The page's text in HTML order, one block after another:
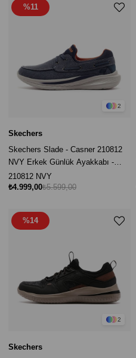
2
Skechers
Skechers Slade - Casner 210812
NVY Erkek Günlük Ayakkabı -
Lacivert
210812 NVY
₺4.999,00₺5.599,00
%11
2
Skechers
%14